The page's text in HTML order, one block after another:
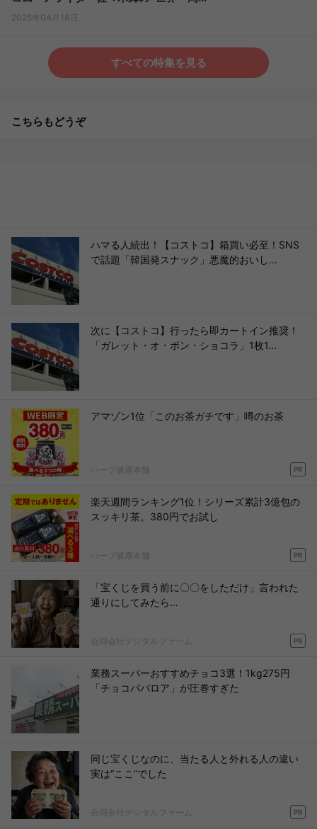
2025年04月18日
すべての特集を見る
こちらもどうぞ
ハマる人続出！【コストコ】箱買い必至！SNS
で話題「韓国発スナック」悪魔的おいし...
次に【コストコ】行ったら即カートイン推奨！
「ガレット・オ・ボン・ショコラ」1枚1...
アマゾン1位「このお茶ガチです」噂のお茶
ハーブ健康本舗 PR
楽天週間ランキング1位！シリーズ累計3億包の
スッキリ茶。380円でお試し
ハーブ健康本舗 PR
「宝くじを買う前に〇〇をしただけ」言われた
通りにしてみたら…
合同会社デジタルファーム PR
業務スーパーおすすめチョコ3選！1kg275円
「チョコババロア」が圧巻すぎた
同じ宝くじなのに、当たる人と外れる人の違い
実は“ここ”でした
合同会社デジタルファーム PR